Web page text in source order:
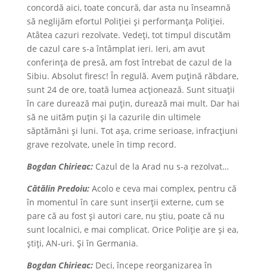
concordă aici, toate concură, dar asta nu înseamnă
să neglijăm efortul Poliției și performanța Poliției.
Atâtea cazuri rezolvate. Vedeţi, tot timpul discutăm
de cazul care s-a întâmplat ieri. Ieri, am avut
conferința de presă, am fost întrebat de cazul de la
Sibiu. Absolut firesc! În regulă. Avem puțină răbdare,
sunt 24 de ore, toată lumea acționează. Sunt situații
în care durează mai puțin, durează mai mult. Dar hai
să ne uităm puțin și la cazurile din ultimele
săptămâni și luni. Tot așa, crime serioase, infracțiuni
grave rezolvate, unele în timp record.
Bogdan Chirieac:Cazul de la Arad nu s-a rezolvat…
Cătălin Predoiu:Acolo e ceva mai complex, pentru că
în momentul în care sunt inserții externe, cum se
pare că au fost și autori care, nu știu, poate că nu
sunt localnici, e mai complicat. Orice Poliție are și ea,
știți, AN-uri. Şi în Germania.
Bogdan Chirieac:Deci, începe reorganizarea în